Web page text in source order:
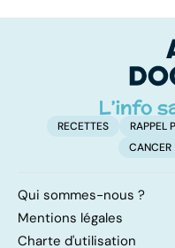
les infections
RECETTES RAPPEL
CANCER
Qui sommes-nous ?
Mentions légales
Charte d'utilisation